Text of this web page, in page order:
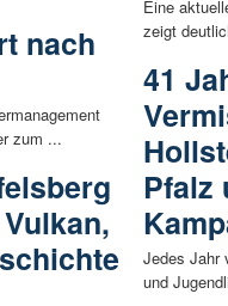
nach
zum ...
Eine
zeigt
41
Pfalz
Jedes Jahr
und